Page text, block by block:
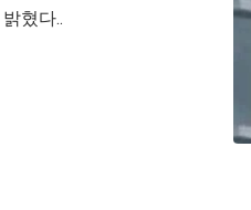
혔다..